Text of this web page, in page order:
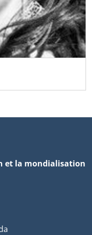
et la mondialisation